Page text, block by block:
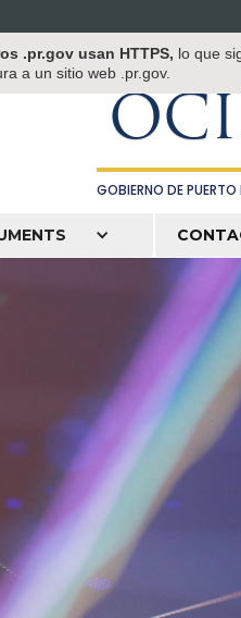
.pr.gov usan HTTPS, lo que
a un sitio web .pr.gov.
OFICINA DEL
INSTITUCIONES
GOBIERNO DE PUERTO